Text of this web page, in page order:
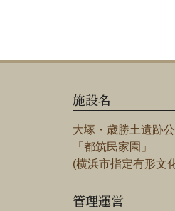
施設名
大塚・歳勝土遺跡
「都筑民家園」
(横浜市指定有形文
管理運営